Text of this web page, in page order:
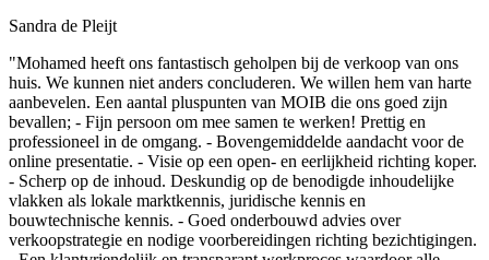
Sandra de Pleijt
"Mohamed heeft ons fantastisch geholpen bij de verkoop van ons
huis. We kunnen niet anders concluderen. We willen hem van harte
aanbevelen. Een aantal pluspunten van MOIB die ons goed zijn
bevallen; - Fijn persoon om mee samen te werken! Prettig en
professioneel in de omgang. - ⁠Bovengemiddelde aandacht voor de
online presentatie. - Visie op een open- en eerlijkheid richting koper.
- Scherp op de inhoud. ⁠Deskundig op de benodigde inhoudelijke
vlakken als lokale marktkennis, juridische kennis en
bouwtechnische kennis. - Goed onderbouwd advies over
verkoopstrategie en nodige voorbereidingen richting bezichtigingen.